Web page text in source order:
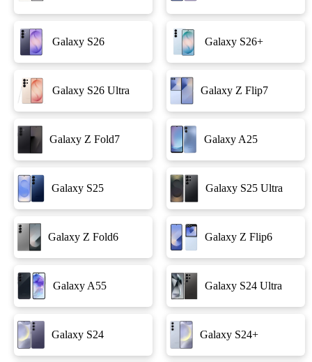
Galaxy S26 Galaxy S26+
Galaxy S26 Ultra Galaxy Z Flip7
Galaxy Z Fold7 Galaxy A25
Galaxy S25 Galaxy S25 Ultra
Galaxy Z Fold6 Galaxy Z Flip6
Galaxy A55 Galaxy S24 Ultra
Galaxy S24 Galaxy S24+